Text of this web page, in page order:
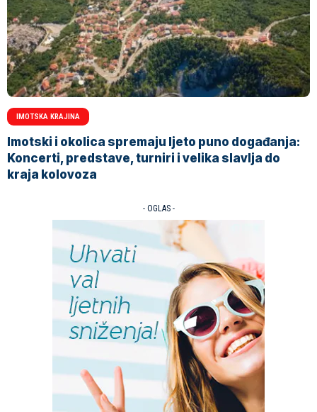
IMOTSKA KRAJINA
Imotski i okolica spremaju ljeto puno događanja:
Koncerti, predstave, turniri i velika slavlja do
kraja kolovoza
- OGLAS -